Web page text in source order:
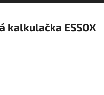
kalkulačka ESSOX